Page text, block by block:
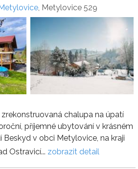
, Metylovice 529
chalupa na úpatí
příjemné ubytování v krásném
Beskyd v obci Metylovice, na kraji
Ostravicí... zobrazit detail